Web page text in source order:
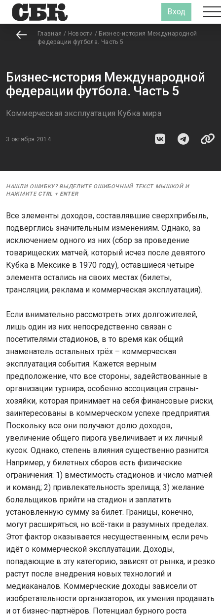
Вход
Главная / Новости / Бизнес-история Международной
федерации футбола. Часть 5
Бизнес-история Международной
федерации футбола. Часть 5
Коммерческая эксплуатация Кубка мира
3 октября 2014
НАШЛИ ОШИБКУ? ВЫДЕЛИТЕ ОШИБОЧНЫЙ ТЕКСТ МЫШКОЙ И
НАЖМИТЕ CTRL + ENTER
Все элементы доходов, составлявшие сверхприбыль,
подверглись значительным изменениям. Однако, за
исключением одного из них (сбор за проведение
товарищеских матчей, который исчез после девятого
Кубка в Мексике в 1970 году), оставшиеся четыре
элемента остались на своих местах (билеты,
трансляции, реклама и коммерческая эксплуатация).
Если внимательно рассмотреть этих долгожителей,
лишь один из них непосредственно связан с
посетителями стадионов, в то время как общий
знаменатель остальных трёх – коммерческая
эксплуатация события. Кажется верным
предположение, что все стороны, задействованные в
организации турнира, особенно ассоциация страны-
хозяйки, которая принимает на себя финансовые риски,
заинтересованы в коммерческом успехе предприятия.
Поскольку все они получают долю доходов,
увеличение общего пирога увеличивает и их личный
кусок. Однако, степень влияния существенно разнится.
Например, у билетных сборов есть физические
ограничения: 1) вместимость стадионов и число матчей
и команд; 2) привлекательность зрелища; 3) желание
болельщиков прийти на стадион и заплатить
установленную сумму за билет. Границы, конечно,
могут расширяться, но всё-таки в разумных пределах.
Этот фактор оказывается несущественным, если речь
идёт о коммерческой эксплуатации. Доходы,
попадающие в эту категорию, зависят от рынка, и резко
растут после внедрения новых технологий и
медиаканалов. Коммерческие доходы зависели от
изобретательности организаторов, их умения продавать
и от бизнес-партнёров. Потенциал бурного роста